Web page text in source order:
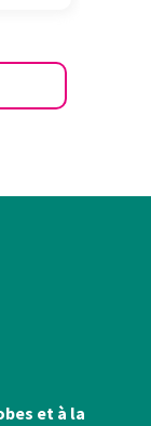
et à la